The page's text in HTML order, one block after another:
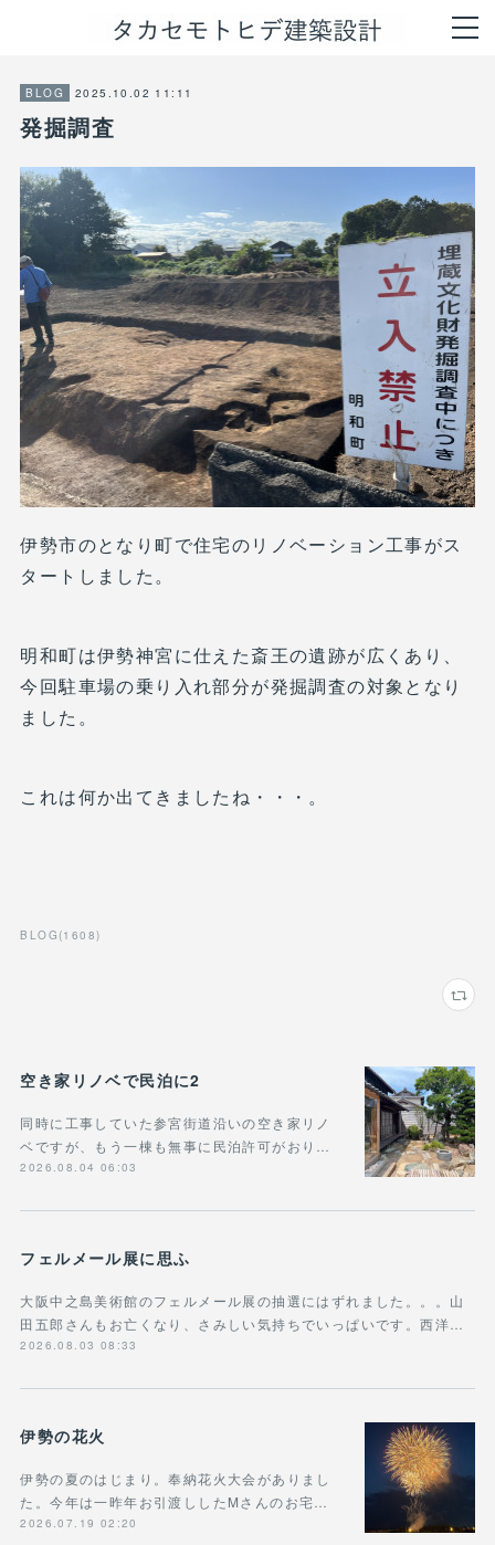
BLOG 2025.10.02 11:11
発掘調査
伊勢市のとなり町で住宅のリノベーション工事がス
タートしました。
明和町は伊勢神宮に仕えた斎王の遺跡が広くあり、
今回駐車場の乗り入れ部分が発掘調査の対象となり
ました。
これは何か出てきましたね・・・。
BLOG (1608)
空き家リノベで民泊に2
同時に工事していた参宮街道沿いの空き家リノ
ベですが、もう一棟も無事に民泊許可がおり…
2026.08.04 06:03
フェルメール展に思ふ
大阪中之島美術館のフェルメール展の抽選にはずれました。。。山
田五郎さんもお亡くなり、さみしい気持ちでいっぱいです。西洋…
2026.08.03 08:33
伊勢の花火
伊勢の夏のはじまり。奉納花火大会がありまし
た。今年は一昨年お引渡ししたMさんのお宅…
2026.07.19 02:20